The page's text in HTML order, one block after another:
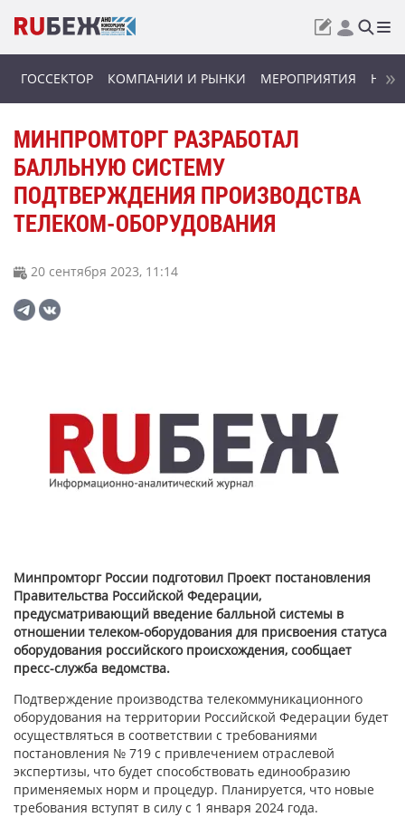
ГОССЕКТОР КОМПАНИИ И РЫНКИ МЕРОПРИЯТИЯ
МИНПРОМТОРГ РАЗРАБОТАЛ
БАЛЛЬНУЮ СИСТЕМУ
ПОДТВЕРЖДЕНИЯ ПРОИЗВОДСТВА
ТЕЛЕКОМ-ОБОРУДОВАНИЯ
20 сентября 2023, 11:14
Минпромторг России подготовил Проект постановления
Правительства Российской Федерации,
предусматривающий введение балльной системы в
отношении телеком-оборудования для присвоения статуса
оборудования российского происхождения, сообщает
пресс-служба ведомства.
Подтверждение производства телекоммуникационного
оборудования на территории Российской Федерации будет
осуществляться в соответствии с требованиями
постановления № 719 с привлечением отраслевой
экспертизы, что будет способствовать единообразию
применяемых норм и процедур. Планируется, что новые
требования вступят в силу с 1 января 2024 года.